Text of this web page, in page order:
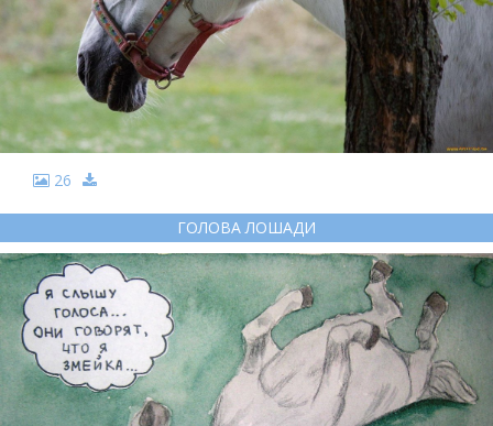
26
ГОЛОВА ЛОШАДИ